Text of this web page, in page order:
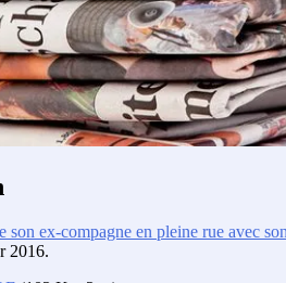
ex-compagne en pleine rue avec
2016.